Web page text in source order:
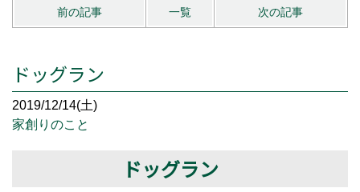
前の記事 一覧 次の記事
ドッグラン
2019/12/14(土)
家創りのこと
ドッグラン